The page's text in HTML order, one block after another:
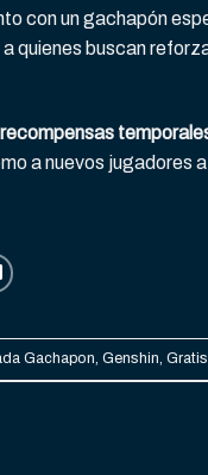
con un gachapón
quienes buscan
a nuevos jugadores
Gachapon, Genshin, Gratis